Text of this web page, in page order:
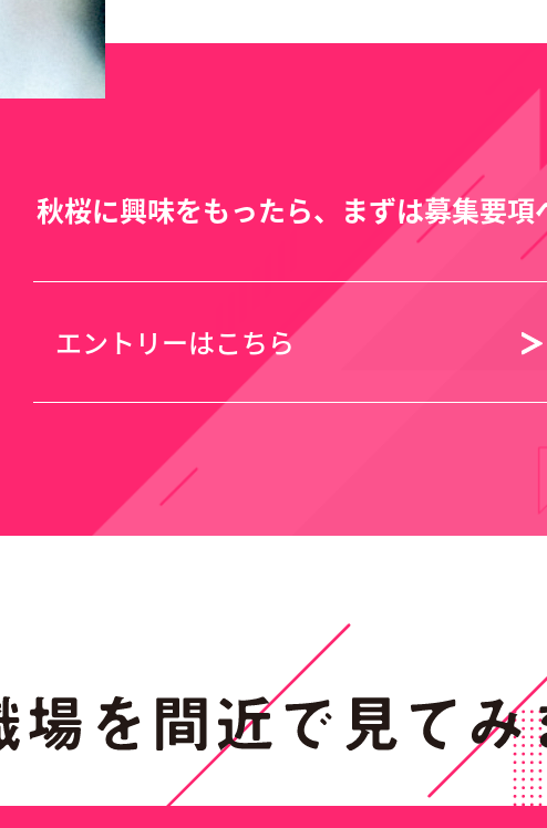
秋桜に興味をもったら、まずは募集要項
エントリーはこちら